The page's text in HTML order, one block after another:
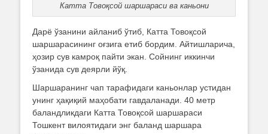
Катта Товоқсой шаршараси ва каньони
Дарё ўзанини айланиб ўтиб, Катта Товоқсой
шаршарасининг оғзига етиб бордим. Айтишларича,
ҳозир сув камроқ пайти экан. Сойнинг иккинчи
ўзанида сув деярли йўқ.
Шаршаранинг чап тарафидаги каньонлар устидан
унинг ҳақиқий маҳобати гавдаланади. 40 метр
баландликдаги Катта Товоқсой шаршараси
Тошкент вилоятидаги энг баланд шаршара